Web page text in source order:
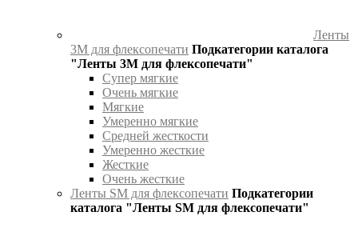
Ленты
3М для флексопечати Подкатегории каталога
"Ленты 3М для флексопечати"
Супер мягкие
Очень мягкие
Мягкие
Умеренно мягкие
Средней жесткости
Умеренно жесткие
Жесткие
Очень жесткие
Ленты SM для флексопечати Подкатегории
каталога "Ленты SM для флексопечати"